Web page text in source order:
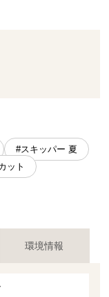
#スキッパー 夏
ット
環境情報